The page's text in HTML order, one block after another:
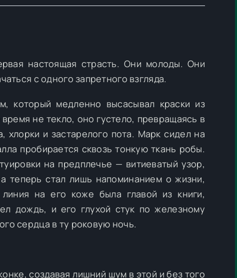
настоящая страсть. Они молоды. Они
с одного запретного взгляда.
который медленно высасывал краски из
не текло, оно густело, превращаясь в
хлорки и застарелого пота. Марк сидел на
пробирается сквозь тонкую ткань робы.
на предплечье — витиеватый узор,
теперь стал лишь напоминанием о жизни,
на его коже была главой из книги,
дождь, и его глухой стук по железному
сердца в ту роковую ночь.
создавая лишний шум в этой и без того